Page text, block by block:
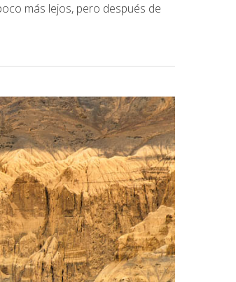
más lejos, pero después de